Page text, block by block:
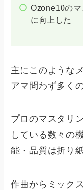
Ozone10のマ
に向上した
主にこのような
アマ問わず多く
プロのマスタリ
している数々の
能・品質は折り紙
作曲からミック